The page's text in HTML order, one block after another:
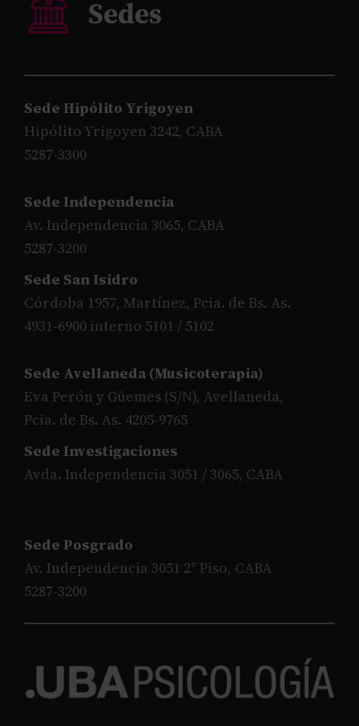
Sede Hipólito Yrigoyen
Hipólito Yrigoyen 3242, CABA
5287-3300
Sede Independencia
Av. Independencia 3065, CABA
5287-3200
Sede San Isidro
Córdoba 1957, Martínez, Pcia. de Bs. As.
4931-6900 interno 5101 / 5102
Sede Avellaneda (Musicoterapia)
Eva Perón y Güemes (S/N), Avellaneda,
Pcia. de Bs. As. 4205-9765
Sede Investigaciones
Avda. Independencia 3051 / 3065, CABA
Sede Posgrado
Av. Independencia 3051 2° Piso, CABA
5287-3200